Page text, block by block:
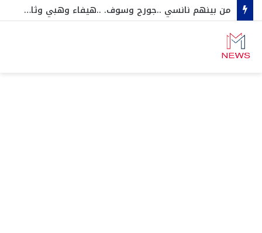
من بينهم نانسي ..جورج وسوف. ..هيفاء وهبي وثامر حين …مفاجآت كبرى على مسرح قرطاج انطلاقا من سبتمبر ….اكبر مشاهير الفن العربي في تونس